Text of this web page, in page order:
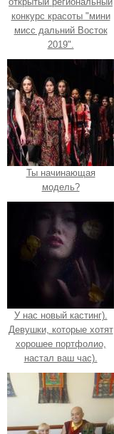
конкурс красоты "мини
мисс дальний Восток
2019".
Ты начинающая
модель?
У нас новый кастинг).
Девушки, которые хотят
хорошее портфолио,
настал ваш час).